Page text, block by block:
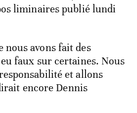
liminaires publié lundi
nous avons fait des
faux sur certaines. Nous
et allons
encore Dennis